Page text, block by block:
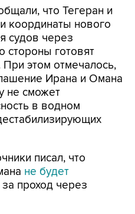
что Тегеран и
координаты нового
судов через
стороны готовят
этом отмечалось,
Ирана и Омана
не сможет
в водном
писал, что
не будет
за проход через